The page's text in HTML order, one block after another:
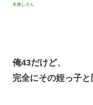
名無しさん
俺43だけど、
完全にその姪っ子と